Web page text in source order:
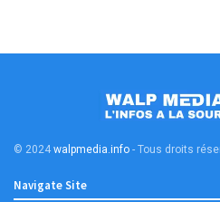
© 2024 walpmedia.info - Tous droits
Navigate Site